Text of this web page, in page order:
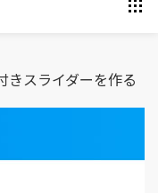
スライダーを作る